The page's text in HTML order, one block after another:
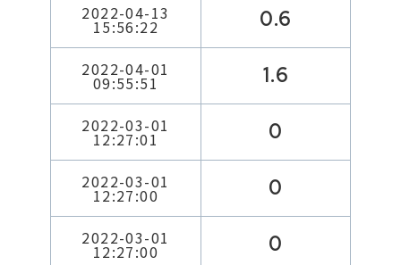
2022-04-13
15:56:22 0.6
2022-04-01
09:55:51 1.6
2022-03-01
12:27:01 0
2022-03-01
12:27:00 0
2022-03-01
12:27:00 0